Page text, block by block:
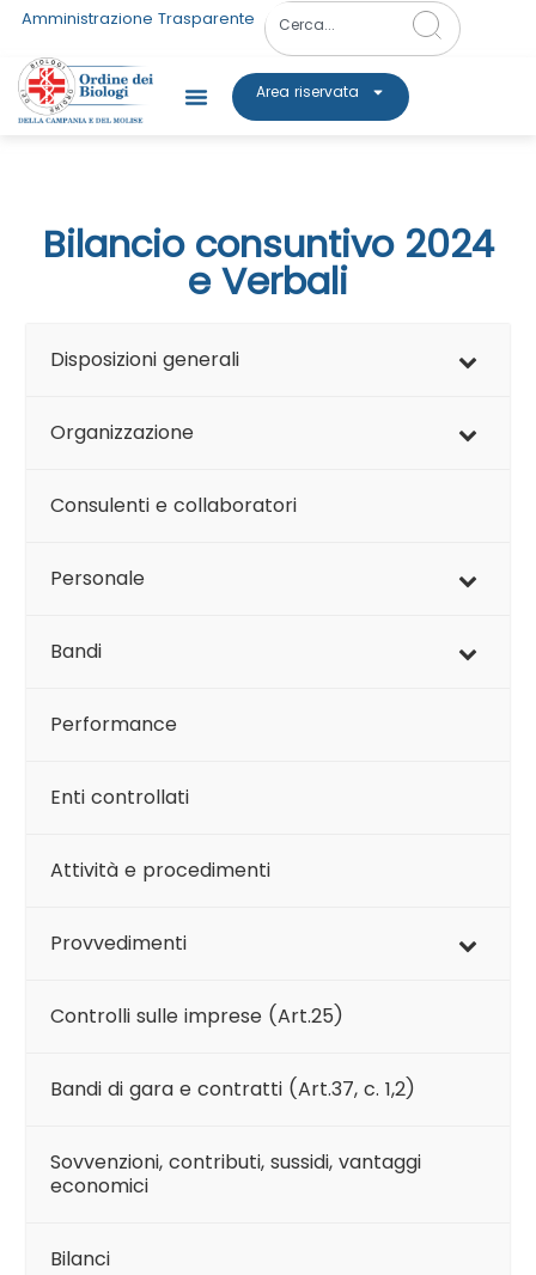
Amministrazione Trasparente
Area riservata
Bilancio consuntivo 2024
e Verbali
Disposizioni generali
Organizzazione
Consulenti e collaboratori
Personale
Bandi
Performance
Enti controllati
Attività e procedimenti
Provvedimenti
Controlli sulle imprese (Art.25)
Bandi di gara e contratti (Art.37, c. 1,2)
Sovvenzioni, contributi, sussidi, vantaggi
economici
Bilanci